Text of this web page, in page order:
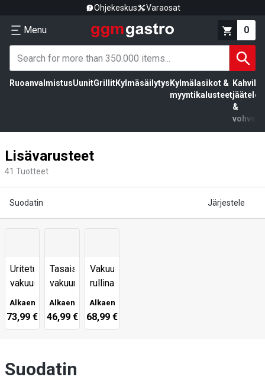
Ohjekeskus Varaosat
Menu 0
RuoanvalmistusUunitGrillitKylmäsäilytys Kylmälasikot &
myyntikalusteet
Kahvila,
jäätelö
&
vohvelit
Lisävarusteet
41 Tuotteet
Suodatin Järjestele
Uritetut
vakuumipussit
Alkaen
73,99 €
Tasaiset
vakuumipussit
Alkaen
46,99 €
Vakuumipussit
rullina
Alkaen
68,99 €
Suodatin